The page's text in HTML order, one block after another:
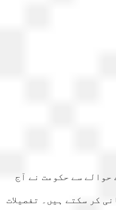
حوالے سے حکومت نے آج
کر سکتے ہیں۔ تفصیلات